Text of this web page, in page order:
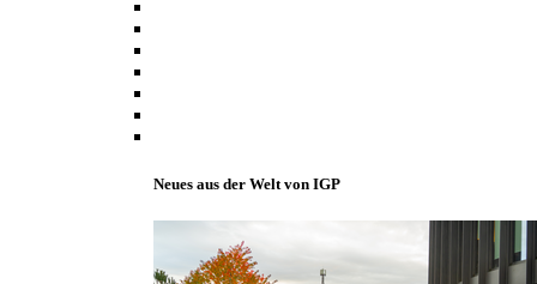
Neues aus der Welt von IGP